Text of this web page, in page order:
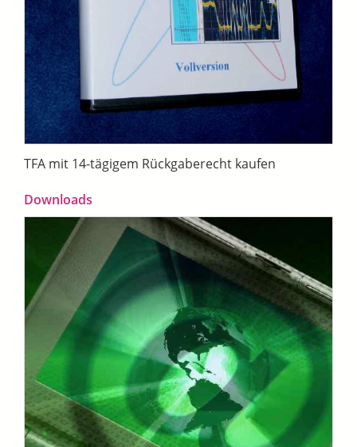
TFA mit 14-tägigem Rückgaberecht kaufen
Downloads